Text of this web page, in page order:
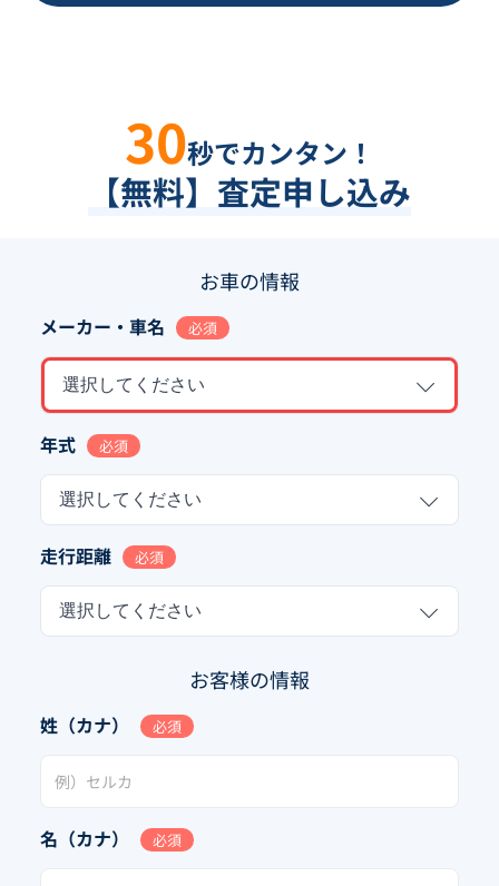
30秒でカンタン！
【無料】査定申し込み
お車の情報
メーカー・車名 必須
選択してください
年式 必須
選択してください
走行距離 必須
選択してください
お客様の情報
姓（カナ） 必須
名（カナ） 必須